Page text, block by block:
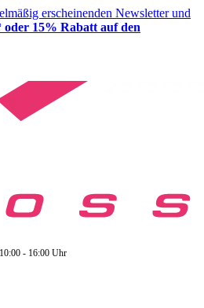
erscheinenden Newsletter und
oder 15% Rabatt auf den
- 16:00 Uhr